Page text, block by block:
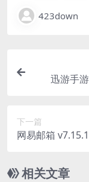
423down
迅游手
下一篇
网易邮箱
相关文章